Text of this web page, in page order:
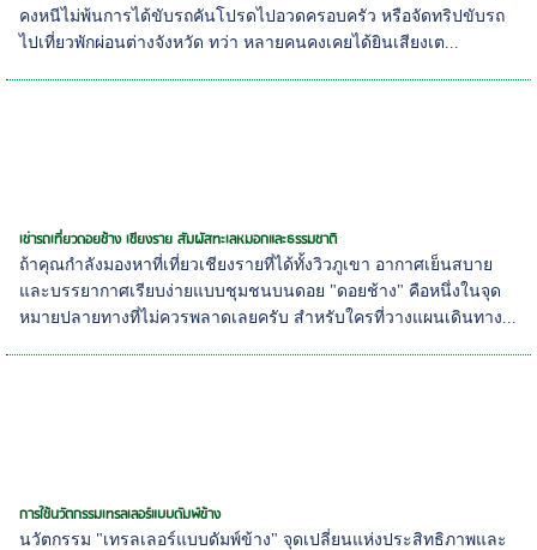
คงหนีไม่พ้นการได้ขับรถคันโปรดไปอวดครอบครัว หรือจัดทริปขับรถ
ไปเที่ยวพักผ่อนต่างจังหวัด ทว่า หลายคนคงเคยได้ยินเสียงเต...
เช่ารถเที่ยวดอยช้าง เชียงราย สัมผัสทะเลหมอกและธรรมชาติ
ถ้าคุณกำลังมองหาที่เที่ยวเชียงรายที่ได้ทั้งวิวภูเขา อากาศเย็นสบาย
และบรรยากาศเรียบง่ายแบบชุมชนบนดอย "ดอยช้าง" คือหนึ่งในจุด
หมายปลายทางที่ไม่ควรพลาดเลยครับ สำหรับใครที่วางแผนเดินทาง...
การใช้นวัตกรรมเทรลเลอร์แบบดัมพ์ข้าง
นวัตกรรม "เทรลเลอร์แบบดัมพ์ข้าง" จุดเปลี่ยนแห่งประสิทธิภาพและ